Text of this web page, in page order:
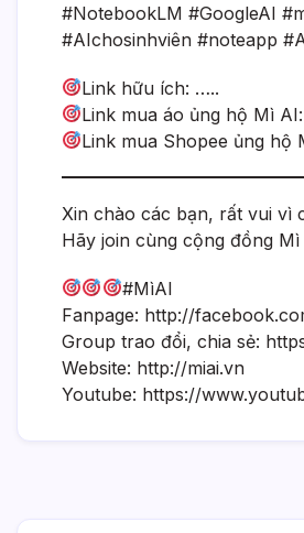
#NotebookLM #GoogleAI
#AIchosinhviên #noteapp
Link hữu ích: …..
Link mua áo ủng hộ Mì
Link mua Shopee ủng hộ
Xin chào các bạn, rất vui vì
Hãy join cùng cộng đồng
#MìAI
Fanpage: http://
Group trao đổi, chia sẻ:
Website: http://miai.vn
Youtube: https://